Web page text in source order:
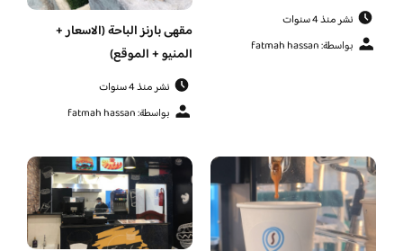
نشر منذ 4 سنوات
بواسطة: fatmah hassan
مقهى بارنز الباحة (الاسعار +
المنيو + الموقع)
نشر منذ 4 سنوات
بواسطة: fatmah hassan